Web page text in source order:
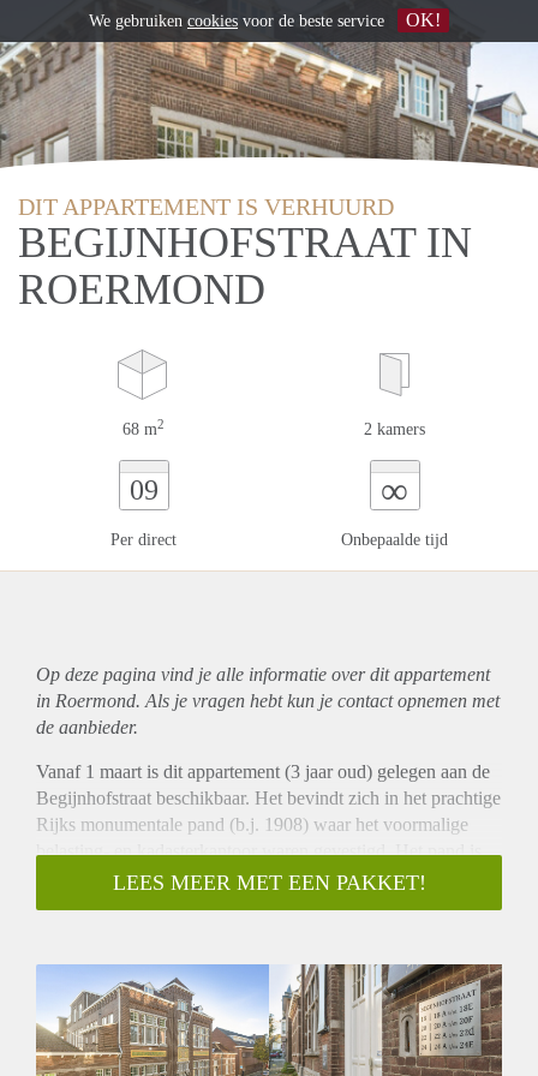
DIT APPARTEMENT IS VERHUURD
BEGIJNHOFSTRAAT IN
ROERMOND
68 m2 2 kamers
09
Per direct
∞
Onbepaalde tijd
Op deze pagina vind je alle informatie over ditappartement
in Roermond. Als je vragen hebt kun je contact opnemen met
de aanbieder.
Vanaf 1 maart is dit appartement (3 jaar oud) gelegen aan de
Begijnhofstraat beschikbaar. Het bevindt zich in het prachtige
Rijks monumentale pand (b.j. 1908) waar het voormalige
belasting- en kadasterkantoor waren gevestigd. Het pand is
gelegen op loopafstand van alle mogelijke voorzieningen
zoals bijvoorbeeld winkelcentra, diverse scholen, NS-Station,
maand (excl. G/W/L). GEEN SERVICE KOSTEN. Indien
nodig kan er een parkeerplaats gehuurd worden op een
afgesloten terrein voor € 70,- per maand. (Het is niet mogelijk
om een parkeervergunning aan te vragen bij de gemeente).
LEES MEER MET EEN PAKKET!
We gebruiken cookies voor de beste service OK!